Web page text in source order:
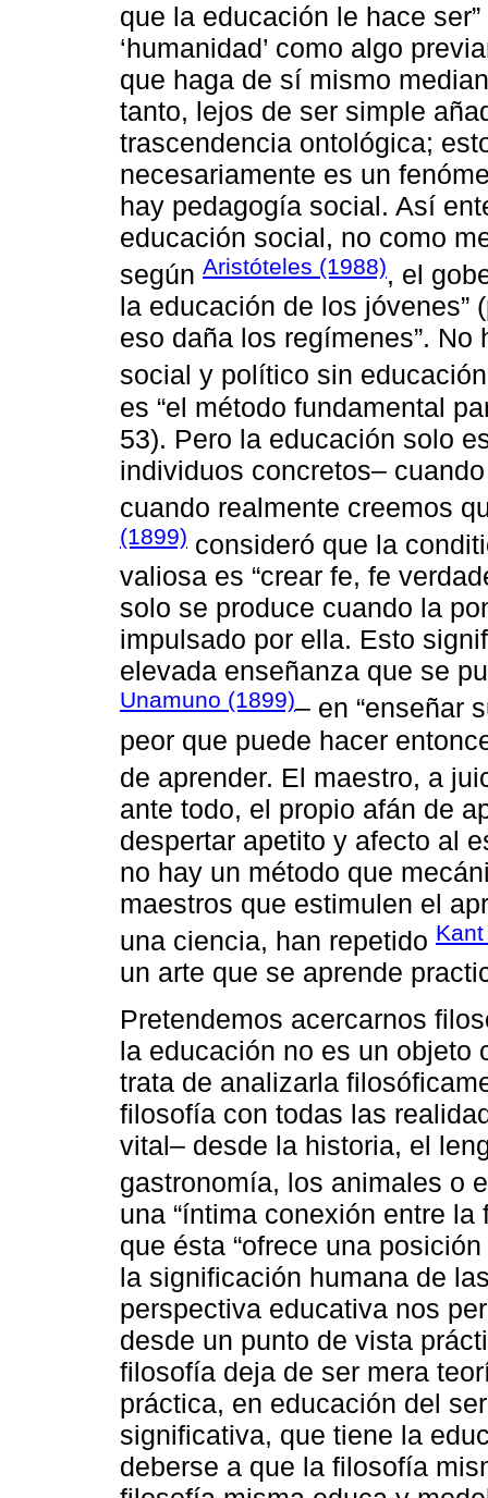
que la educación le hace ser”
‘humanidad’ como algo
que haga de sí mismo
tanto, lejos de ser simple
trascendencia ontológica;
necesariamente es un
hay pedagogía social. Así
educación social, no como
según Aristóteles (1988), el
la educación de los jóvenes”
eso daña los regímenes”.
social y político sin
es “el método fundamental
53). Pero la educación solo
individuos concretos–
cuando realmente creemos
(1899) consideró que la
valiosa es “crear fe, fe
solo se produce cuando la
impulsado por ella. Esto
elevada enseñanza que se
Unamuno (1899)– en “enseñar
peor que puede hacer
de aprender. El maestro, a
ante todo, el propio afán de
despertar apetito y afecto al
no hay un método que
maestros que estimulen el
una ciencia, han repetido
un arte que se aprende
Pretendemos acercarnos
la educación no es un objeto
trata de analizarla
filosofía con todas las
vital– desde la historia, el
gastronomía, los animales o
una “íntima conexión entre
que ésta “ofrece una
la significación humana de
perspectiva educativa nos
desde un punto de vista
filosofía deja de ser mera
práctica, en educación del
significativa, que tiene la
deberse a que la filosofía